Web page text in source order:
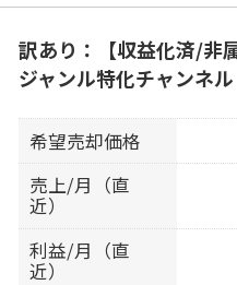
訳あり：【収益化済/非
ジャンル特化チャンネル
希望売却価格
売上/月（直
近）
利益/月（直
近）